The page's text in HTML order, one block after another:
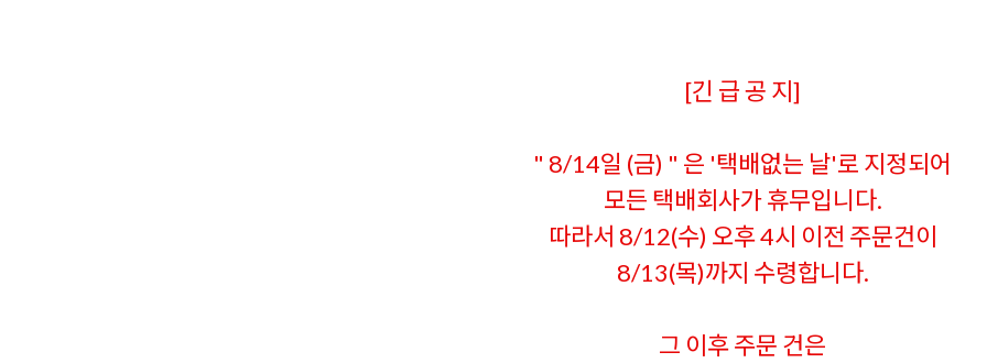
[긴 급 공 지]
" 8/14일 (금) " 은 '택배없는 날'로 지정되어
모든 택배회사가 휴무입니다.
따라서 8/12(수) 오후 4시 이전 주문건이
8/13(목)까지 수령합니다.
그 이후 주문 건은